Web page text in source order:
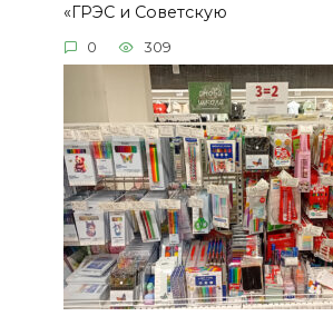
«ГРЭС и Советскую
0 309